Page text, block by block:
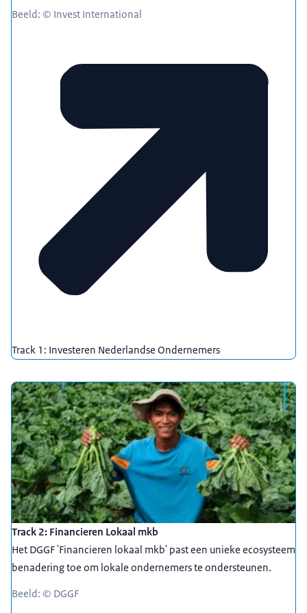
Beeld: © Invest International
Track 1: Investeren Nederlandse Ondernemers
Track 2: Financieren Lokaal mkb
Het DGGF 'Financieren lokaal mkb' past een unieke ecosysteem
benadering toe om lokale ondernemers te ondersteunen.
Beeld: © DGGF